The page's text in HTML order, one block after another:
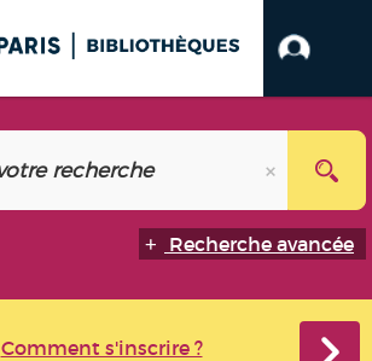
Recherche avancée
Comment s'inscrire ?